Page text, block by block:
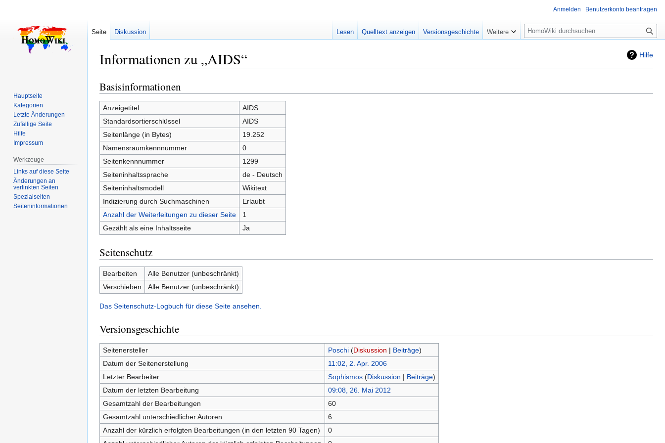
Hilfe
Informationen zu „AIDS“
Zur
Navigation
springen
Zur
Suche
springen
Basisinformationen
Anzeigetitel
AIDS
Standardsortierschlüssel
AIDS
Seitenlänge (in Bytes)
19.252
Namensraumkennnummer
0
Seitenkennnummer
1299
Seiteninhaltssprache
de - Deutsch
Seiteninhaltsmodell
Wikitext
Indizierung durch Suchmaschinen
Erlaubt
Anzahl der Weiterleitungen zu dieser Seite
1
Gezählt als eine Inhaltsseite
Ja
Seitenschutz
Bearbeiten
Alle Benutzer (unbeschränkt)
Verschieben
Alle Benutzer (unbeschränkt)
Das Seitenschutz-Logbuch für diese Seite ansehen.
Versionsgeschichte
Seitenersteller Poschi (Diskussion | Beiträge)
Datum der Seitenerstellung
11:02, 2. Apr. 2006
Letzter Bearbeiter
Sophismos (Diskussion | Beiträge)
Datum der letzten Bearbeitung
09:08, 26. Mai 2012
Gesamtzahl der Bearbeitungen
60
Gesamtzahl unterschiedlicher Autoren
6
Anzahl der kürzlich erfolgten Bearbeitungen (in den letzten 90 Tagen)
0
Anmelden Benutzerkonto beantragen
Seite Diskussion Lesen Quelltext anzeigen Versionsgeschichte Weitere
Suche
Hauptseite
Kategorien
Letzte Änderungen
Zufällige Seite
Hilfe
Impressum
Werkzeuge
Links auf diese Seite
Änderungen an
verlinkten Seiten
Spezialseiten
Seiten­­informationen